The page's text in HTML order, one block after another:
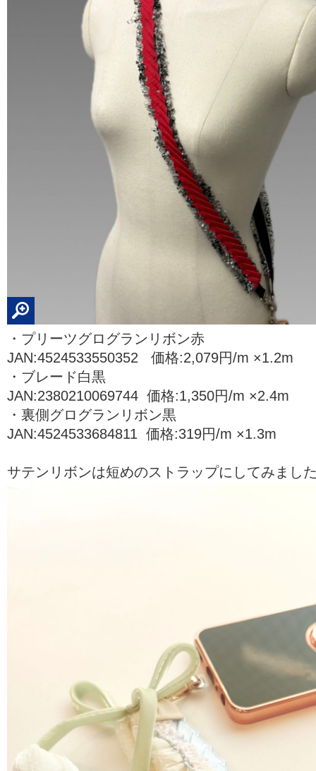
・プリーツグログランリボン赤
JAN:4524533550352 価格:2,079円/m ×1.2m
・ブレード白黒
JAN:2380210069744 価格:1,350円/m ×2.4m
・裏側グログランリボン黒
JAN:4524533684811 価格:319円/m ×1.3m
サテンリボンは短めのストラップにしてみまし